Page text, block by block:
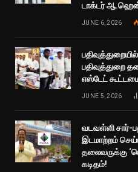
டாக்டர்
JUNE 6, 2026
பதிவுத்துறை
எஸ்டேட்
JUNE 5, 2026
வடவள்ளி சார்-
இடமாற்றம்
தலைவருக்கு
கடிதம்!